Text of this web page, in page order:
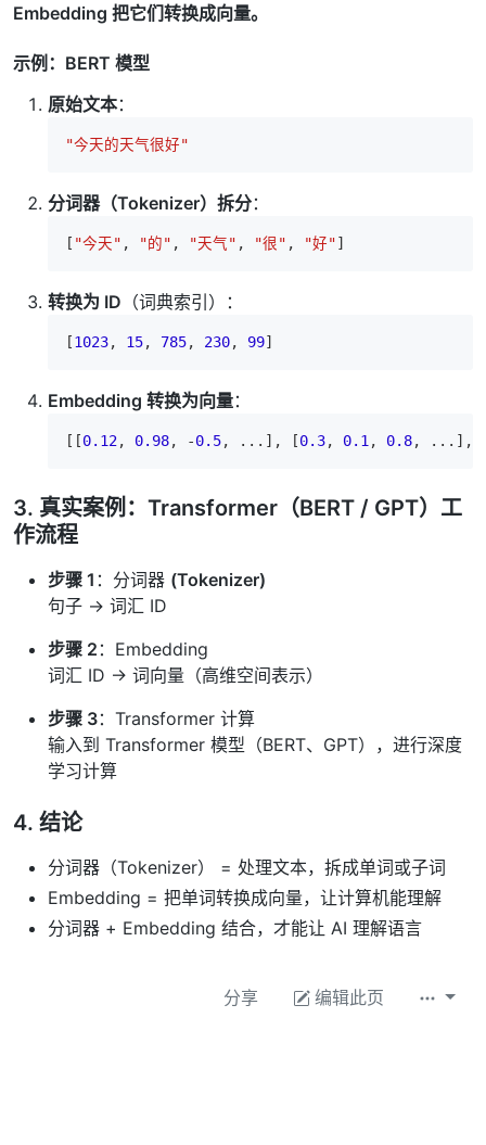
Embedding 把它们转换成向量。
示例：BERT 模型
原始文本：
"今天的天气很好"
分词器（Tokenizer）拆分：
[ "今天" , "的" , "天气" , "很" , "好"
转换为 ID （词典索引）：
[1023, 15, 785, 230, 99
Embedding 转换为向量：
[[0.12, 0.98, -0.5, ...], [0.3, 0.1 , 0.8
3. 真实案例：Transformer（BERT / GPT）工
作流程
步骤 1 ：分词器 (Tokenizer)
句子 → 词汇 ID
步骤 2 ：Embedding
词汇 ID → 词向量（高维空间表示）
步骤 3：Transformer 计算
输入到 Transformer 模型（BERT、GPT），进行深度
学习计算
4. 结论
分词器（Tokenizer） = 处理文本，拆成单词或子词
Embedding = 把单词转换成向量，让计算机能理解
分词器 + Embedding 结合，才能让 AI 理解语言
分享 编辑此页